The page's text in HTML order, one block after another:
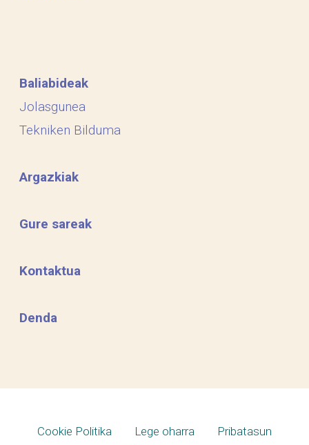
Baliabideak
Jolasgunea
Tekniken Bilduma
Argazkiak
Gure sareak
Kontaktua
Denda
Cookie Politika Lege oharra
Pribatasun